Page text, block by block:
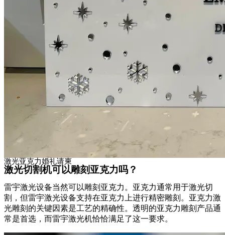
激光亚克力婚礼请柬
激光切割机可以雕刻亚克力吗？
雷宇激光设备当然可以雕刻亚克力。亚克力通常用于激光切
割，但雷宇激光设备支持在亚克力上进行精密雕刻。亚克力激
光雕刻的关键因素是工艺的精确性。透明的亚克力雕刻产品通
常是首选，而雷宇激光机恰恰满足了这一要求。